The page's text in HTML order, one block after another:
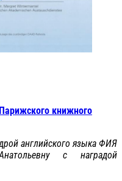
книжного
английского языка ФИЯ
с наградой